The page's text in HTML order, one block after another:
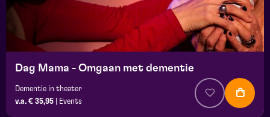
Dag Mama - Omgaan met dementie
Dementie in theater
v.a. € 35,95
Events